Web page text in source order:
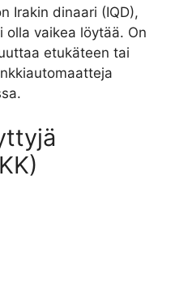
Irakin dinaari (IQD),
olla vaikea löytää. On
etukäteen tai